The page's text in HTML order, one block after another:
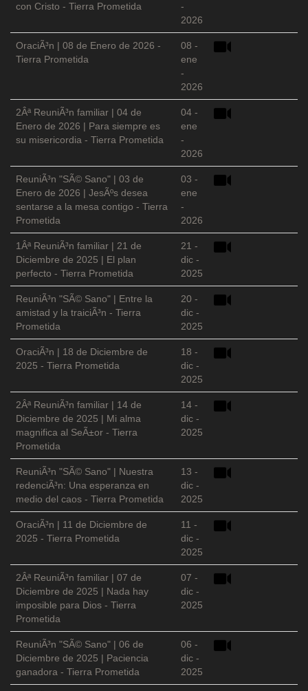
con Cristo - Tierra Prometida
-
2026
OraciÃ³n | 08 de Enero de 2026 -
Tierra Prometida
08 -
ene
-
2026
2Âª ReuniÃ³n familiar | 04 de
Enero de 2026 | Para siempre es
su misericordia - Tierra Prometida
04 -
ene
-
2026
ReuniÃ³n "SÃ© Sano" | 03 de
Enero de 2026 | JesÃºs desea
sentarse a la mesa contigo - Tierra
Prometida
03 -
ene
-
2026
1Âª ReuniÃ³n familiar | 21 de
Diciembre de 2025 | El plan
perfecto - Tierra Prometida
21 -
dic -
2025
ReuniÃ³n "SÃ© Sano" | Entre la
amistad y la traiciÃ³n - Tierra
Prometida
20 -
dic -
2025
OraciÃ³n | 18 de Diciembre de
2025 - Tierra Prometida
18 -
dic -
2025
2Âª ReuniÃ³n familiar | 14 de
Diciembre de 2025 | Mi alma
magnifica al SeÃ±or - Tierra
Prometida
14 -
dic -
2025
ReuniÃ³n "SÃ© Sano" | Nuestra
redenciÃ³n: Una esperanza en
medio del caos - Tierra Prometida
13 -
dic -
2025
OraciÃ³n | 11 de Diciembre de
2025 - Tierra Prometida
11 -
dic -
2025
2Âª ReuniÃ³n familiar | 07 de
Diciembre de 2025 | Nada hay
imposible para Dios - Tierra
Prometida
07 -
dic -
2025
ReuniÃ³n "SÃ© Sano" | 06 de
Diciembre de 2025 | Paciencia
ganadora - Tierra Prometida
06 -
dic -
2025